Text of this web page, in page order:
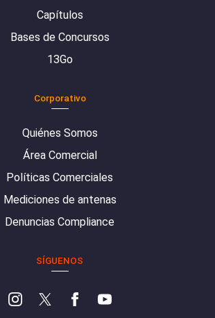
Capítulos
Bases de Concursos
13Go
Corporativo
Quiénes Somos
Área Comercial
Políticas Comerciales
Mediciones de antenas
Denuncias Compliance
SÍGUENOS